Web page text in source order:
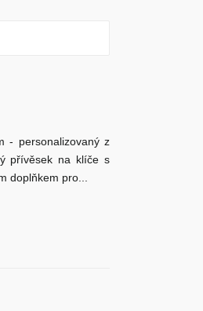
- personalizovaný z
přívěsek na klíče s
doplňkem pro...